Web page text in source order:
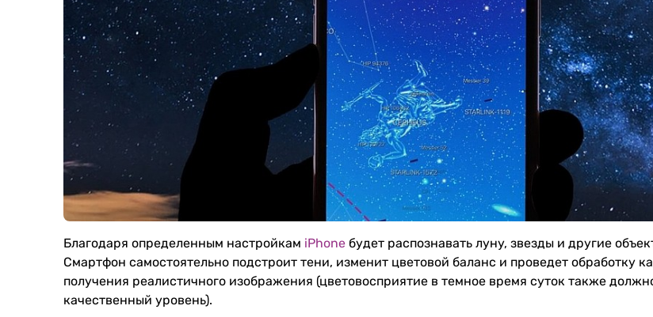
Благодаря определенным настройкам iPhone будет распознавать луну, звезды и другие
Смартфон самостоятельно подстроит тени, изменит цветовой баланс и проведет обработку
получения реалистичного изображения (цветовосприятие в темное время суток также
качественный уровень).